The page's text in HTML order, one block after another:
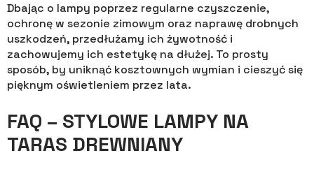
Dbając o lampy poprzez regularne czyszczenie,
ochronę w sezonie zimowym oraz naprawę drobnych
uszkodzeń, przedłużamy ich żywotność i
zachowujemy ich estetykę na dłużej. To prosty
sposób, by uniknąć kosztownych wymian i cieszyć się
pięknym oświetleniem przez lata.
FAQ – STYLOWE LAMPY NA
TARAS DREWNIANY